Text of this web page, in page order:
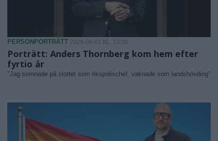
PERSONPORTRÄTT 2026-08-01 KL. 13:00
Porträtt: Anders Thornberg kom hem efter
fyrtio år
"Jag somnade på slottet som rikspolischef, vaknade som landshövding"